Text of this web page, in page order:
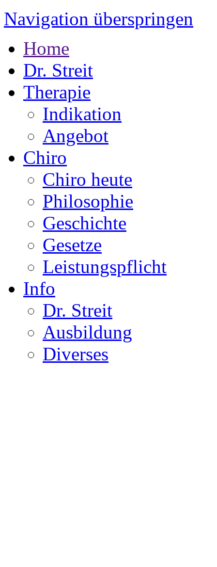
Navigation überspringen
Home
Dr. Streit
Therapie
Indikation
Angebot
Chiro
Chiro heute
Philosophie
Geschichte
Gesetze
Leistungspflicht
Info
Dr. Streit
Ausbildung
Diverses